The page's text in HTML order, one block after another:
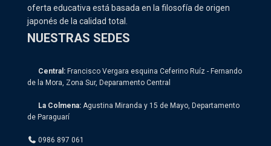
oferta educativa está basada en la filosofía de origen
japonés de la calidad total.
NUESTRAS SEDES
Central: Francisco Vergara esquina Ceferino Ruíz - Fernando
de la Mora, Zona Sur, Deparamento Central
La Colmena: Agustina Miranda y 15 de Mayo, Departamento
de Paraguarí
0986 897 061